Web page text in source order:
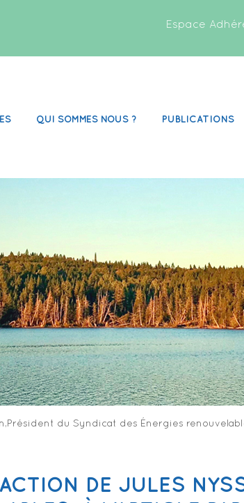
Espace
QUI SOMMES NOUS ? PUBLICATIONS
du Syndicat des Énergies
DE JULES